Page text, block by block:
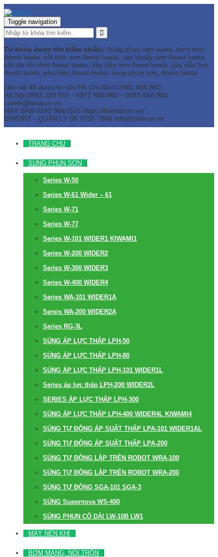
Toggle navigation
Từ khóa được tìm kiếm nhiều: Súng phun sơn Iwata, bơm sơn
Anest Iwata, nồi trộn sơn Anest Iwata, cây khuấy sơn Anest Iwata,
cốc đo độ nhớt Anest Iwata, dây dẫn sơn Anest Iwata, dây dẫn hơi
Anest Iwata, phụ kiện Anest Iwata, súng phun sơn, Anest Iwata
Liên hệ để được tư vấn Hồ Chí Minh 0981 666 960
Hà Nội 0983 220 555 - 0971 666 960 - 0933 666 960
camle@taishun.vn
MÁY BÀN 0243 9841505 https://thietbison.vn/
EXPORT - QUẢN LÝ 09 7555 7666 info@taishun.vn
TRANG CHỦ
SÚNG PHUN SƠN
Series W-50
Series W-61 Wider – 61
Series W-71
Series W-77
Series W-101 WIDER1 KIWAMI1
Series W-200 WIDER2
Series W-300 WIDER3
Series W-400 WIDER4
Series WA-101 WIDER1A
Sereis WA-200 WIDER2A
Series RG-3L
SÚNG ÁP LỰC THẤP LPH-50
SÚNG ÁP LỰC THẤP LPH-80
SÚNG ÁP LỰC THẤP LPH-101 WIDER1L
Series áp lực thấp LPH-200 WIDER2L
SERIES ÁP LỰC THẤP LPH-300
SÚNG ÁP LỰC THẤP LPH-400 WIDER4L KIWAMI4
SÚNG TỰ ĐỘNG ÁP SUẤT THẤP LPA-101 WIDER1AL
SÚNG TỰ ĐỘNG ÁP SUẤT THẤP LPA-200
SÚNG TỰ ĐỘNG LẮP TRÊN ROBOT WRA-100
SÚNG TỰ ĐỘNG LẮP TRÊN ROBOT WRA-200
SÚNG TỰ ĐỘNG SGA-101 SGA-3
SÚNG Supernova WS-400
SÚNG PHUN CỔ DÀI LW-10B LW1
MÁY NÉN KHÍ
BƠM MÀNG, NỒI TRỘN